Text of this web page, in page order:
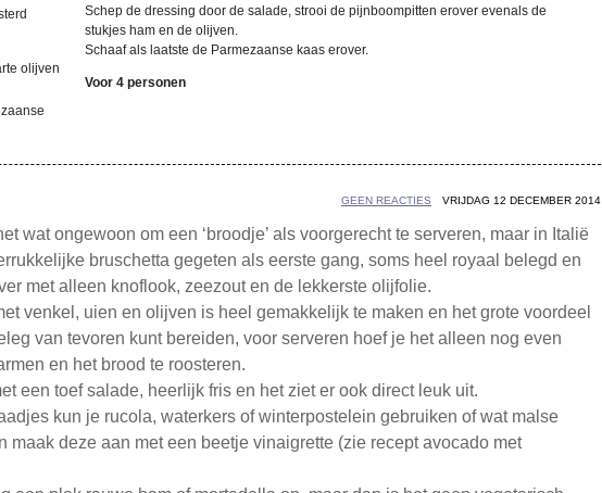
olijven
Schep de dressing door de salade, strooi de pijnboompitten erover evenals de
stukjes ham en de olijven.
Schaaf als laatste de Parmezaanse kaas erover.
Voor 4 personen
VRIJDAG 12 DECEMBER 2014
GEEN REACTIES
wat ongewoon om een ‘broodje’ als voorgerecht te serveren, maar in Italië
bruschetta gegeten als eerste gang, soms heel royaal belegd en
met alleen knoflook, zeezout en de lekkerste olijfolie.
venkel, uien en olijven is heel gemakkelijk te maken en het grote voordeel
van tevoren kunt bereiden, voor serveren hoef je het alleen nog even
en het brood te roosteren.
een toef salade, heerlijk fris en het ziet er ook direct leuk uit.
kun je rucola, waterkers of winterpostelein gebruiken of wat malse
maak deze aan met een beetje vinaigrette (zie recept avocado met